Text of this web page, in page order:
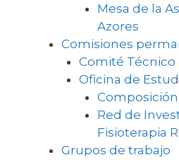
Mesa de la
Azores
Comisiones
Comité Técnico
Oficina de
Composición
Red de
Fisioterapia
Grupos de trabajo